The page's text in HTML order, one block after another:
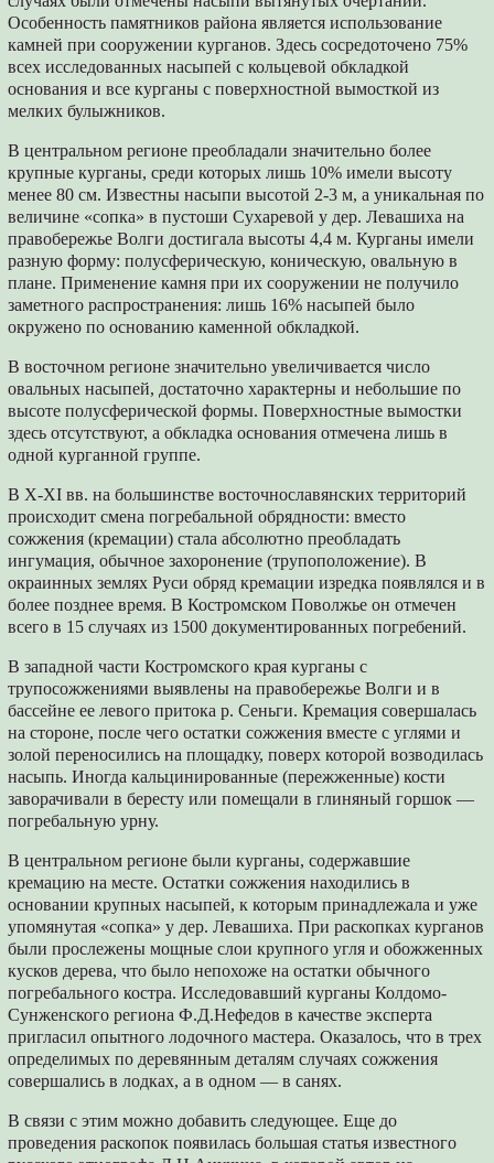
Особенность памятников района является использование
камней при сооружении курганов. Здесь сосредоточено 75%
всех исследованных насыпей с кольцевой обкладкой
основания и все курганы с поверхностной вымосткой из
мелких булыжников.
В центральном регионе преобладали значительно более
крупные курганы, среди которых лишь 10% имели высоту
менее 80 см. Известны насыпи высотой 2-3 м, а уникальная по
величине «сопка» в пустоши Сухаревой у дер. Левашиха на
правобережье Волги достигала высоты 4,4 м. Курганы имели
разную форму: полусферическую, коническую, овальную в
плане. Применение камня при их сооружении не получило
заметного распространения: лишь 16% насыпей было
окружено по основанию каменной обкладкой.
В восточном регионе значительно увеличивается число
овальных насыпей, достаточно характерны и небольшие по
высоте полусферической формы. Поверхностные вымостки
здесь отсутствуют, а обкладка основания отмечена лишь в
одной курганной группе.
В X-XI вв. на большинстве восточнославянских территорий
происходит смена погребальной обрядности: вместо
сожжения (кремации) стала абсолютно преобладать
ингумация, обычное захоронение (трупоположение). В
окраинных землях Руси обряд кремации изредка появлялся и в
более позднее время. В Костромском Поволжье он отмечен
всего в 15 случаях из 1500 документированных погребений.
В западной части Костромского края курганы с
трупосожжениями выявлены на правобережье Волги и в
бассейне ее левого притока р. Сеньги. Кремация совершалась
на стороне, после чего остатки сожжения вместе с углями и
золой переносились на площадку, поверх которой возводилась
насыпь. Иногда кальцинированные (пережженные) кости
заворачивали в бересту или помещали в глиняный горшок —
погребальную урну.
В центральном регионе были курганы, содержавшие
кремацию на месте. Остатки сожжения находились в
основании крупных насыпей, к которым принадлежала и уже
упомянутая «сопка» у дер. Левашиха. При раскопках курганов
были прослежены мощные слои крупного угля и обожженных
кусков дерева, что было непохоже на остатки обычного
погребального костра. Исследовавший курганы Колдомо-
Сунженского региона Ф.Д.Нефедов в качестве эксперта
пригласил опытного лодочного мастера. Оказалось, что в трех
определимых по деревянным деталям случаях сожжения
совершались в лодках, а в одном — в санях.
В связи с этим можно добавить следующее. Еще до
проведения раскопок появилась большая статья известного